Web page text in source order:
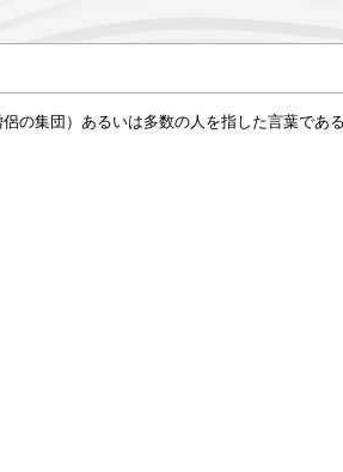
の集団）あるいは多数の人を指した言葉で